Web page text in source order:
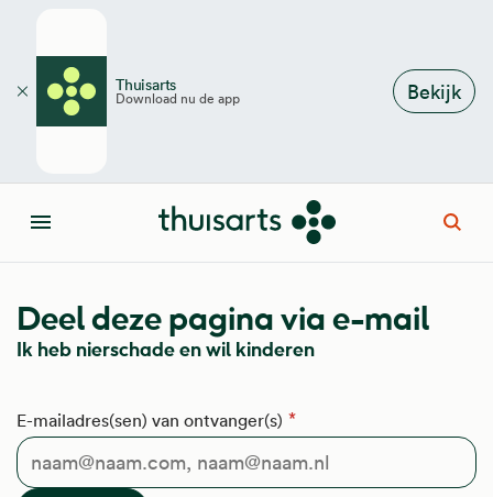
Thuisarts
Download nu de app Bekijk
Sluiten
Menu
Deel deze pagina via e-mail
Ik heb nierschade en wil kinderen
E-mailadres(sen) van ontvanger(s)